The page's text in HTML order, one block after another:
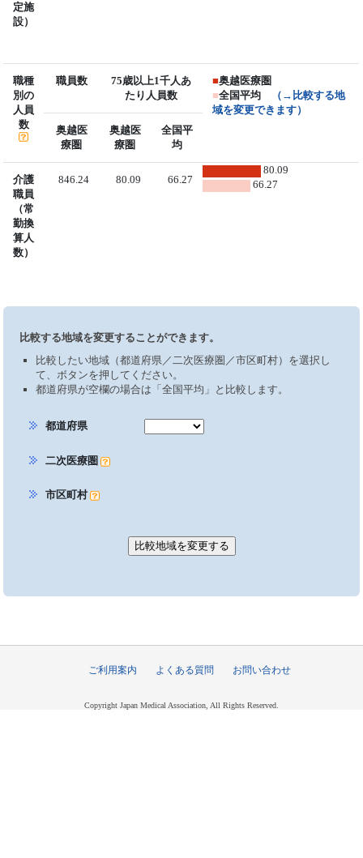
定施
設）
職種
別の
人員
数
職員数
75歳以上1千人あ
たり人員数
■奥越医療圏
■全国平均
（→比較する地
域を変更できます）
奥越医
療圏
奥越医
療圏
全国平
均
介護
職員
（常
勤換
算人
数）
846.24 80.09 66.27
80.09
66.27
比較する地域を変更することができます。
比較したい地域（都道府県／二次医療圏／市区町村）を選択し
て、ボタンを押してください。
都道府県が空欄の場合は「全国平均」と比較します。
都道府県
二次医療圏
市区町村
ご利用案内 よくある質問 お問い合わせ
Copyright Japan Medical Association, All Rights Reserved.